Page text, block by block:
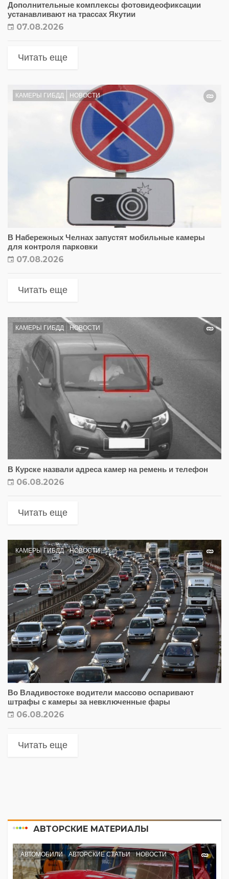
Дополнительные комплексы фотовидеофиксации
устанавливают на трассах Якутии
07.08.2026
Читать еще
КАМЕРЫ ГИБДД НОВОСТИ
В Набережных Челнах запустят мобильные камеры
для контроля парковки
07.08.2026
Читать еще
КАМЕРЫ ГИБДД НОВОСТИ
В Курске назвали адреса камер на ремень и телефон
06.08.2026
Читать еще
КАМЕРЫ ГИБДД НОВОСТИ
Во Владивостоке водители массово оспаривают
штрафы с камеры за невключенные фары
06.08.2026
Читать еще
АВТОРСКИЕ МАТЕРИАЛЫ
АВТОМОБИЛИ АВТОРСКИЕ СТАТЬИ НОВОСТИ